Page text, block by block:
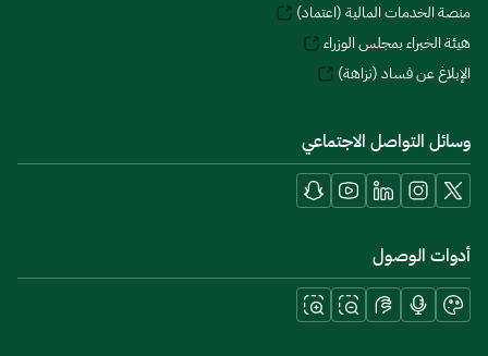
منصة الخدمات المالية (اعتماد)
هيئة الخبراء بمجلس الوزراء
الإبلاغ عن فساد (نزاهة)
وسائل التواصل الاجتماعي
أدوات الوصول